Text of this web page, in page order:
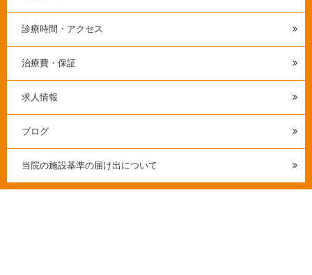
診療時間・アクセス
治療費・保証
求人情報
ブログ
当院の施設基準の届け出について